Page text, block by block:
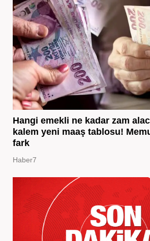
Hangi emekli ne kadar zam
kalem yeni maaş tablosu!
fark
Haber7